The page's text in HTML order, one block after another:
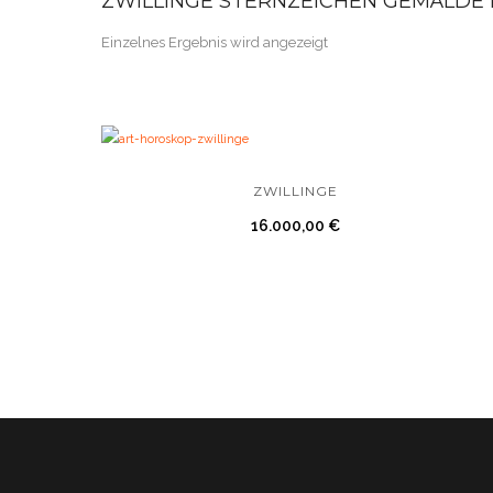
Einzelnes Ergebnis wird angezeigt
ZWILLINGE
16.000,00 €